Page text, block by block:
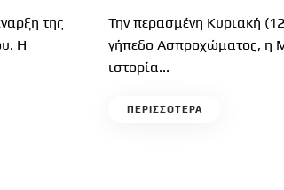
της
Η
Την περασμένη Κυριακή
γήπεδο Ασπροχώματος, η
ιστορία...
ΠΕΡΙΣΣΟΤΕΡΑ